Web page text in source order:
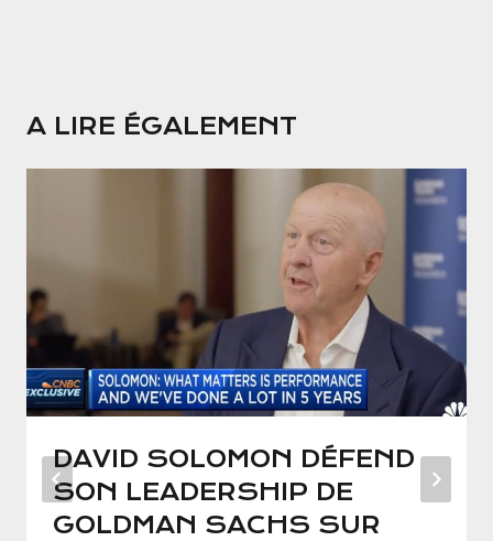
A LIRE ÉGALEMENT
DAVID SOLOMON DÉFEND
SON LEADERSHIP DE
GOLDMAN SACHS SUR